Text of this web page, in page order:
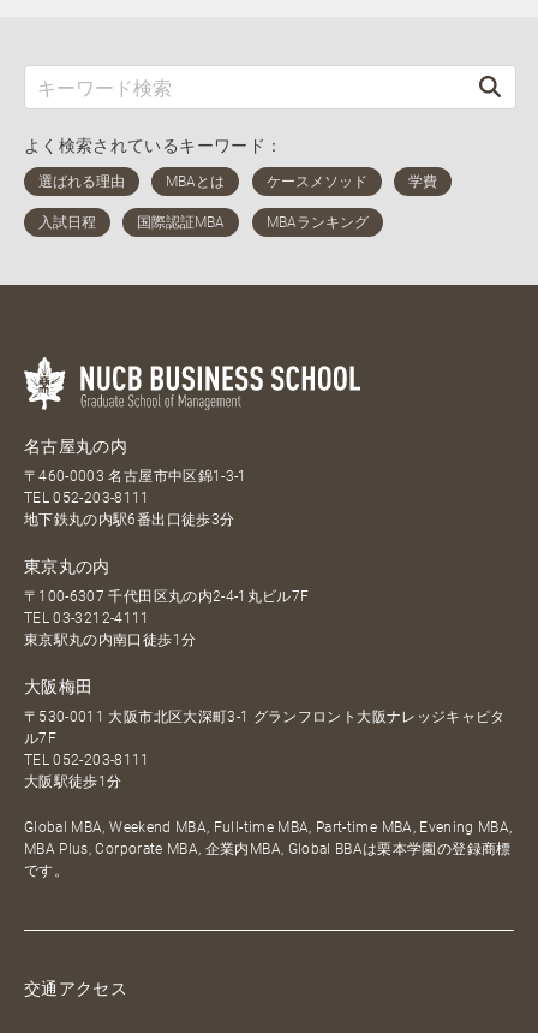
よく検索されているキーワード：
名古屋丸の内
〒460-0003 名古屋市中区錦1-3-1
TEL052-203-8111
地下鉄丸の内駅6番出口徒歩3分
東京丸の内
〒100-6307 千代田区丸の内2-4-1丸ビル7F
TEL03-3212-4111
東京駅丸の内南口徒歩1分
大阪梅田
〒530-0011 大阪市北区大深町3-1 グランフロント大阪ナレッジキャピタ
ル7F
TEL052-203-8111
大阪駅徒歩1分
Global MBA, Weekend MBA, Full-time MBA, Part-time MBA, Evening MBA,
MBA Plus, Corporate MBA, 企業内MBA, Global BBAは栗本学園の登録商標
です。
交通アクセス